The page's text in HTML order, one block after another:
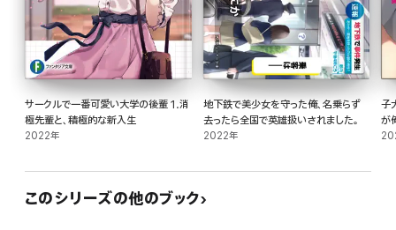
サークルで一番可愛い大学の後輩 1.消
極先輩と、積極的な新入生
2022年
地下鉄で美少女を守った俺、名乗らず
去ったら全国で英雄扱いされました。
2022年
子
が
へ
このシリーズの他のブック